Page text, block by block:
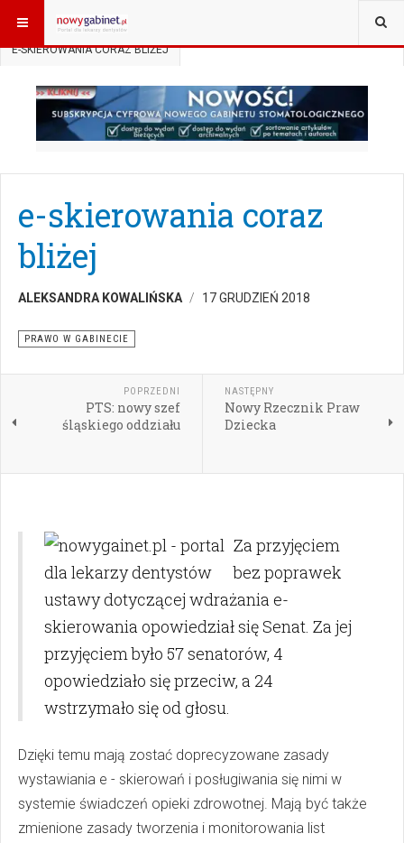
JESTEŚ TUTAJ: START
E-SKIEROWANIA CORAZ BLIŻEJ
e-skierowania coraz
bliżej
ALEKSANDRA KOWALIŃSKA 17 GRUDZIEŃ 2018
PRAWO W GABINECIE
POPRZEDNI
PTS: nowy szef
śląskiego oddziału
NASTĘPNY
Nowy Rzecznik Praw
Dziecka
Za przyjęciem
bez poprawek
ustawy dotyczącej wdrażania e-
skierowania opowiedział się Senat. Za jej
przyjęciem było 57 senatorów, 4
opowiedziało się przeciw, a 24
wstrzymało się od głosu.
Dzięki temu mają zostać doprecyzowane zasady
wystawiania e - skierowań i posługiwania się nimi w
systemie świadczeń opieki zdrowotnej. Mają być także
zmienione zasady tworzenia i monitorowania list